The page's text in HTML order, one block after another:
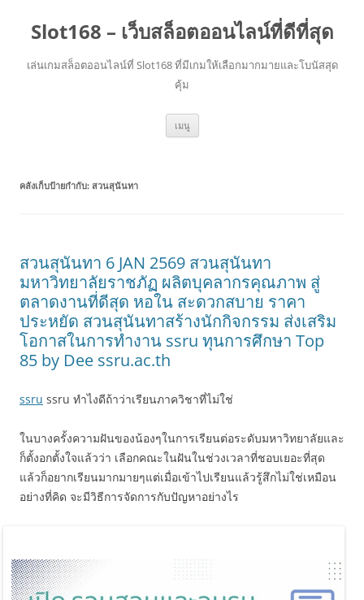
Slot168 – เว็บสล็อตออนไลน์ที่ดีที่สุด
เล่นเกมสล็อตออนไลน์ที่ Slot168 ที่มีเกมให้เลือกมากมายและโบนัสสุด
คุ้ม
เมนู ข้าม
ยัง
คลังเก็บป้ายกำกับ: สวนสุนันทา
สวนสุนันทา 6 JAN 2569 สวนสุนันทา
มหาวิทยาลัยราชภัฏ ผลิตบุคลากรคุณภาพ สู่
ตลาดงานที่ดีสุด หอใน สะดวกสบาย ราคา
ประหยัด สวนสุนันทาสร้างนักกิจกรรม ส่งเสริม
โอกาสในการทำงาน ssru ทุนการศึกษา Top
85 by Dee ssru.ac.th
ssru ssru ทำไงดีถ้าว่าเรียนภาควิชาที่ไม่ใช่
ในบางครั้งความฝันของน้องๆในการเรียนต่อระดับมหาวิทยาลัยและ
ก็ตั้งอกตั้งใจแล้วว่า เลือกคณะในฝันในช่วงเวลาที่ชอบเยอะที่สุด
แล้วก็อยากเรียนมากมายๆแต่เมื่อเข้าไปเรียนแล้วรู้สึกไม่ใช่เหมือน
อย่างที่คิด จะมีวิธีการจัดการกับปัญหาอย่างไร